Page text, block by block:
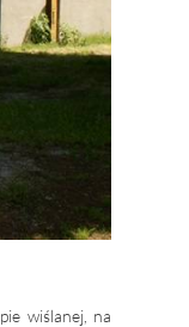
wiślanej, na